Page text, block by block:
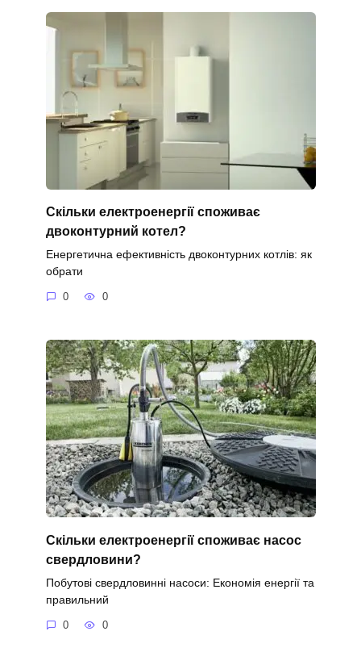
Скільки електроенергії споживає
двоконтурний котел?
Енергетична ефективність двоконтурних котлів: як
обрати
0 0
Скільки електроенергії споживає насос
свердловини?
Побутові свердловинні насоси: Економія енергії та
правильний
0 0